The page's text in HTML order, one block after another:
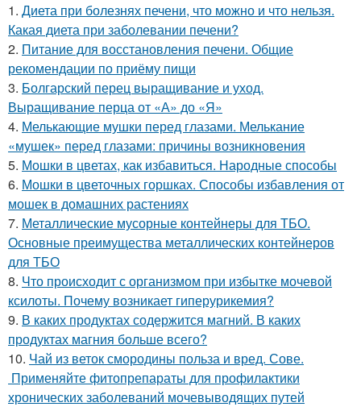
1. Диета при болезнях печени, что можно и что нельзя.
Какая диета при заболевании печени?
2. Питание для восстановления печени. Общие
рекомендации по приёму пищи
3. Болгарский перец выращивание и уход.
Выращивание перца от «А» до «Я»
4. Мелькающие мушки перед глазами. Мелькание
«мушек» перед глазами: причины возникновения
5. Мошки в цветах, как избавиться. Народные способы
6. Мошки в цветочных горшках. Способы избавления от
мошек в домашних растениях
7. Металлические мусорные контейнеры для ТБО.
Основные преимущества металлических контейнеров
для ТБО
8. Что происходит с организмом при избытке мочевой
ксилоты. Почему возникает гиперурикемия?
9. В каких продуктах содержится магний. В каких
продуктах магния больше всего?
10. Чай из веток смородины польза и вред. Сове.
Применяйте фитопрепараты для профилактики
хронических заболеваний мочевыводящих путей